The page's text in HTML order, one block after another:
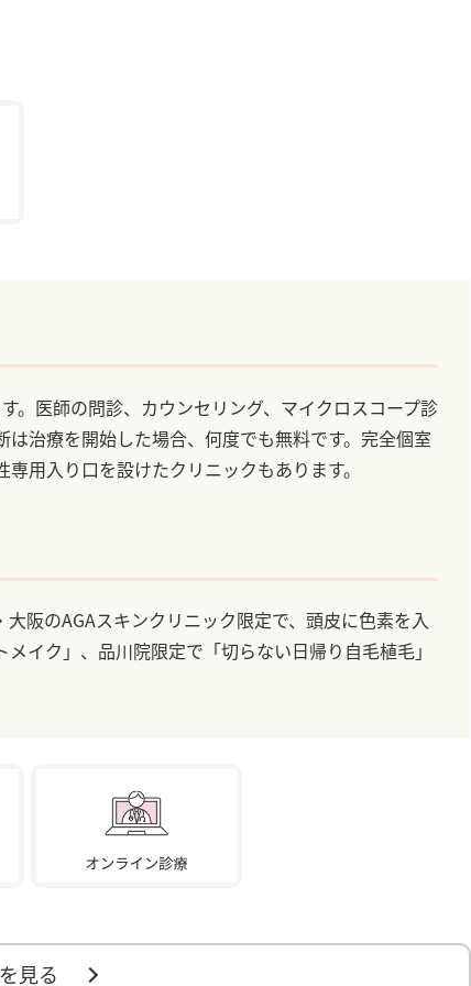
。医師の問診、カウンセリング、マイクロスコープ診
治療を開始した場合、何度でも無料です。完全個室
用入り口を設けたクリニックもあります。
阪のAGAスキンクリニック限定で、頭皮に色素を入
イク」、品川院限定で「切らない日帰り自毛植毛」
見る